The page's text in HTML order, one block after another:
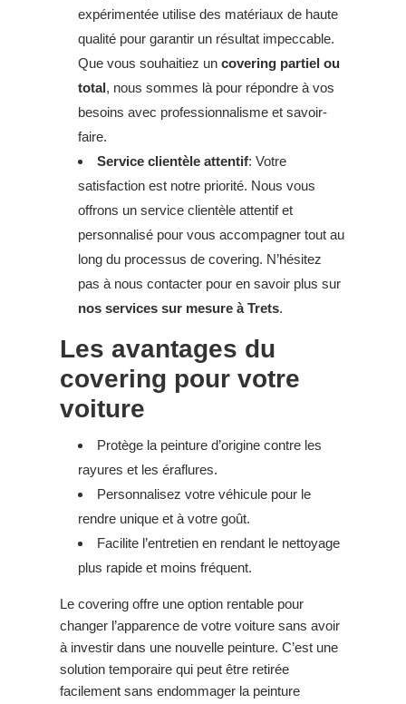
expérimentée utilise des matériaux de haute
qualité pour garantir un résultat impeccable.
Que vous souhaitiez uncovering partiel ou
total, nous sommes là pour répondre à vos
besoins avec professionnalisme et savoir-
faire.
Service clientèle attentif: Votre
satisfaction est notre priorité. Nous vous
offrons un service clientèle attentif et
personnalisé pour vous accompagner tout au
long du processus de covering. N’hésitez
pas à nous contacter pour en savoir plus sur
nos services sur mesure à Trets.
Les avantages du
covering pour votre
voiture
Protège la peinture d’origine contre les
rayures et les éraflures.
Personnalisez votre véhicule pour le
rendre unique et à votre goût.
Facilite l’entretien en rendant le nettoyage
plus rapide et moins fréquent.
Le covering offre une option rentable pour
changer l’apparence de votre voiture sans avoir
à investir dans une nouvelle peinture. C’est une
solution temporaire qui peut être retirée
facilement sans endommager la peinture